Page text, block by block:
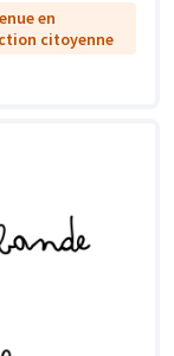
en
citoyenne